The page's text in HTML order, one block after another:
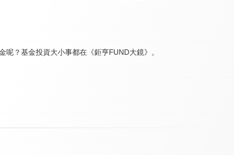
？基金投資大小事都在《鉅亨FUND大鏡》。